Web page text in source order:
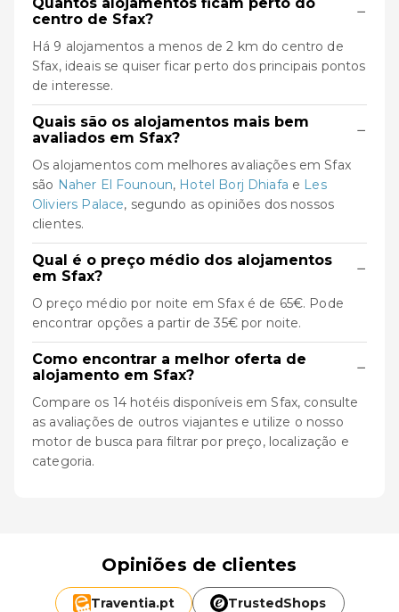
centro de Sfax?
−
Há 9 alojamentos a menos de 2 km do centro de
Sfax, ideais se quiser ficar perto dos principais pontos
de interesse.
Quais são os alojamentos mais bem
avaliados em Sfax?
−
Os alojamentos com melhores avaliações em Sfax
são Naher El Founoun, Hotel Borj Dhiafa e Les
Oliviers Palace, segundo as opiniões dos nossos
clientes.
Qual é o preço médio dos alojamentos
em Sfax?
−
O preço médio por noite em Sfax é de 65€. Pode
encontrar opções a partir de 35€ por noite.
Como encontrar a melhor oferta de
alojamento em Sfax?
−
Compare os 14 hotéis disponíveis em Sfax, consulte
as avaliações de outros viajantes e utilize o nosso
motor de busca para filtrar por preço, localização e
categoria.
Opiniões de clientes
Traventia.pt TrustedShops